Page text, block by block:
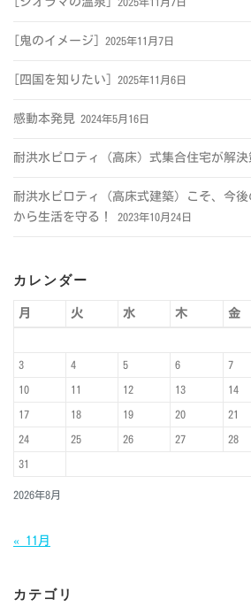
[鬼のイメージ] 2025年11月7日
[四国を知りたい] 2025年11月6日
感動本発見 2024年5月16日
耐洪水ピロティ（高床）式集合住宅が解決
耐洪水ピロティ（高床式建築）こそ、今
から生活を守る！
2023年10月24日
カレンダー
2026年8月
月 火 水 木 金
3 4 5 6 7
10 11 12 13 14
17 18 19 20 21
24 25 26 27 28
31
« 11月
カテゴリ